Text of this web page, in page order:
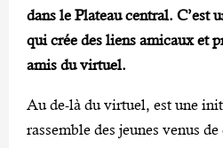
dans le Plateau central. C’est
qui crée des liens amicaux et
amis du virtuel.
Au de-là du virtuel, est une
rassemble des jeunes venus